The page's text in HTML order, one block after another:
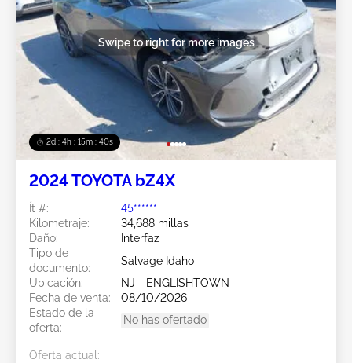
2d : 4h : 15m : 38s
Swipe to right for more images
2024 TOYOTA bZ4X
Ít #:
45******
Kilometraje:
34,688 millas
Daño:
Interfaz
Tipo de
documento:
Salvage Idaho
Ubicación:
NJ - ENGLISHTOWN
Fecha de venta:
08/10/2026
Estado de la
oferta:
No has ofertado
Oferta actual: